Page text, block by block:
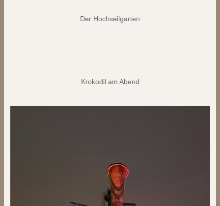
Der Hochseilgarten
Krokodil am Abend